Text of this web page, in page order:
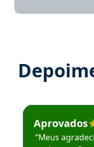
Estudante José
Aprovados
“Meus